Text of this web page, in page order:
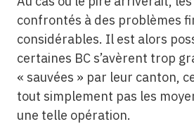
confrontés à des problèmes
considérables. Il est alors
certaines BC s’avèrent trop
« sauvées » par leur canton,
tout simplement pas les
une telle opération.